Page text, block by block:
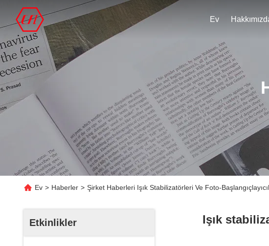
Ev
Ev > Haberler > Şirket Haberleri Işık Stabilizatörleri Ve Foto-
Etkinlikler Işık